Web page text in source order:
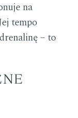
na
tempo
– to